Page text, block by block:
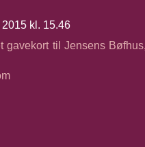
2015 kl. 15.46
gavekort til Jensens